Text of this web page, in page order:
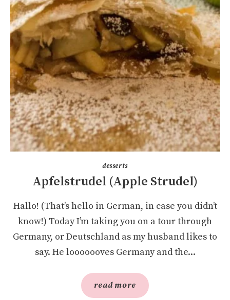
desserts
Apfelstrudel (Apple Strudel)
Hallo! (That’s hello in German, in case you didn’t
know!) Today I’m taking you on a tour through
Germany, or Deutschland as my husband likes to
say. He looooooves Germany and the...
read more